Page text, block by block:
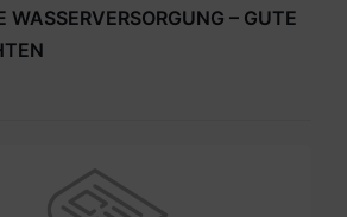
WASSERVERSORGUNG – GUTE